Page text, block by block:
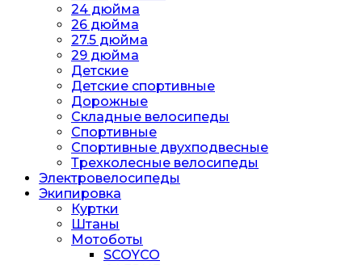
24 дюйма
26 дюйма
27.5 дюйма
29 дюйма
Детские
Детские спортивные
Дорожные
Складные велосипеды
Спортивные
Спортивные двухподвесные
Трехколесные велосипеды
Электровелосипеды
Экипировка
Куртки
Штаны
Мотоботы
SCOYCO